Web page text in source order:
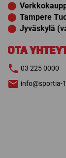
⬤
⬤ Tampere
⬤ Jyväskylä
OTA
03 225 0000
info@sportia-